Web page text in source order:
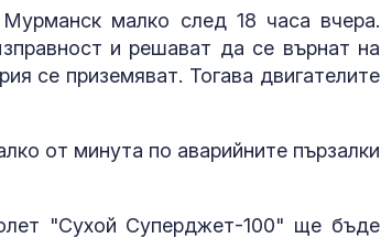
малко след 18 часа вчера.
и решават да се върнат на
се приземяват. Тогава двигателите
от минута по аварийните пързалки
"Сухой Суперджет-100" ще бъде